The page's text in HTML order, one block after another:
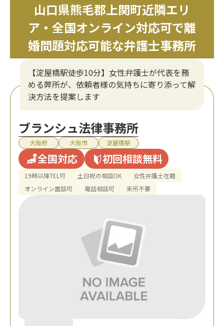
山口県熊毛郡上関町近隣エリ
ア・全国オンライン対応可で離
婚問題対応可能な弁護士事務所
【淀屋橋駅徒歩10分】女性弁護士が代表を務
める弊所が、依頼者様の気持ちに寄り添って解
決方法を提案します
ブランシュ法律事務所
大阪府 大阪市 淀屋橋駅
全国対応 初回相談無料
19時以降TEL可 土日祝の相談OK
女性弁護士在籍
オンライン面談可
電話相談可 来所不要